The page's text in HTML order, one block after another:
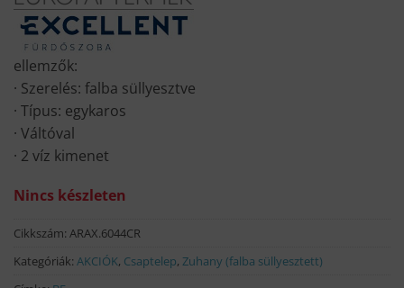
ellemzők:
· Szerelés: falba süllyesztve
· Típus: egykaros
· Váltóval
· 2 víz kimenet
Nincs készleten
Cikkszám: ARAX.6044CR
Kategóriák: AKCIÓK, Csaptelep, Zuhany (falba süllyesztett)